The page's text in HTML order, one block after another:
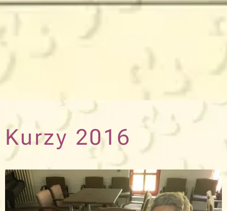
Kurzy 2016